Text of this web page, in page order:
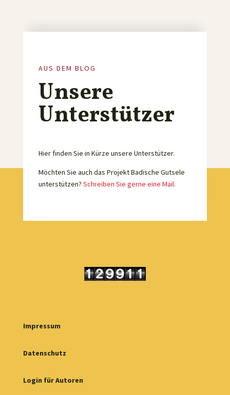
AUS DEM BLOG
Unsere
Unterstützer
Hier finden Sie in Kürze unsere Unterstützer.
Möchten Sie auch das Projekt Badische Gutsele
unterstützen? Schreiben Sie gerne eine Mail.
Impressum
Datenschutz
Login für Autoren